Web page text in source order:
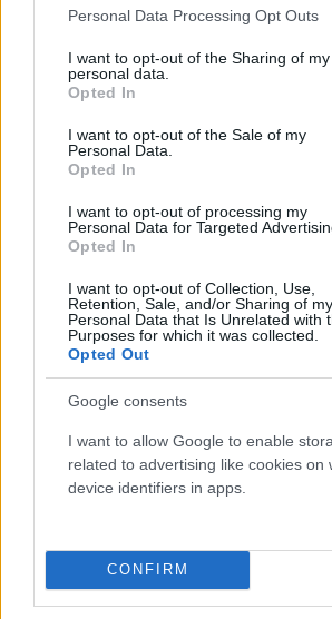
Please note that this website/app uses
not limited to your visit or usage
grant or deny consent to Google and its
use your data for below specified
consent section.
Personal Data Processing Opt Outs
I want to opt-out of the Sharing of my
personal data.
Opted In
I want to opt-out of the Sale of my
Personal Data.
Opted In
I want to opt-out of processing my
Personal Data for Targeted
Opted In
I want to opt-out of Collection, Use,
Retention, Sale, and/or Sharing of my
Personal Data that Is Unrelated with
Purposes for which it was collected.
Opted Out
Google consents
I want to allow Google to enable
related to advertising like cookies on
device identifiers in apps.
CONFIRM
Δείτε αυτή τη δημοσίευση στο Instagram.